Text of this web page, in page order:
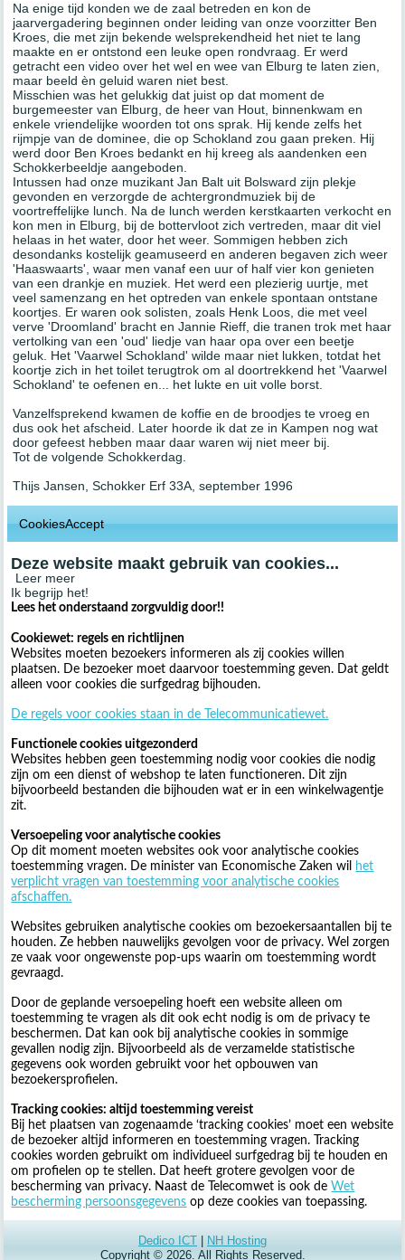
Na enige tijd konden we de zaal betreden en kon de
jaarvergadering beginnen onder leiding van onze voorzitter Ben
Kroes, die met zijn bekende welsprekendheid het niet te lang
maakte en er ontstond een leuke open rondvraag. Er werd
getracht een video over het wel en wee van Elburg te laten zien,
maar beeld èn geluid waren niet best.
Misschien was het gelukkig dat juist op dat moment de
burgemeester van Elburg, de heer van Hout, binnenkwam en
enkele vriendelijke woorden tot ons sprak. Hij kende zelfs het
rijmpje van de dominee, die op Schokland zou gaan preken. Hij
werd door Ben Kroes bedankt en hij kreeg als aandenken een
Schokkerbeeldje aangeboden.
Intussen had onze muzikant Jan Balt uit Bolsward zijn plekje
gevonden en verzorgde de achtergrondmuziek bij de
voortreffelijke lunch. Na de lunch werden kerstkaarten verkocht en
kon men in Elburg, bij de bottervloot zich vertreden, maar dit viel
helaas in het water, door het weer. Sommigen hebben zich
desondanks kostelijk geamuseerd en anderen begaven zich weer
'Haaswaarts', waar men vanaf een uur of half vier kon genieten
van een drankje en muziek. Het werd een plezierig uurtje, met
veel samenzang en het optreden van enkele spontaan ontstane
koortjes. Er waren ook solisten, zoals Henk Loos, die met veel
verve 'Droomland' bracht en Jannie Rieff, die tranen trok met haar
vertolking van een 'oud' liedje van haar opa over een beetje
geluk. Het 'Vaarwel Schokland' wilde maar niet lukken, totdat het
koortje zich in het toilet terugtrok om al doortrekkend het 'Vaarwel
Schokland' te oefenen en... het lukte en uit volle borst.
Vanzelfsprekend kwamen de koffie en de broodjes te vroeg en
dus ook het afscheid. Later hoorde ik dat ze in Kampen nog wat
door gefeest hebben maar daar waren wij niet meer bij.
Tot de volgende Schokkerdag.
Thijs Jansen, Schokker Erf 33A, september 1996
CookiesAccept
Deze website maakt gebruik van cookies...
Leer meer
Ik begrijp het!
Lees het onderstaand zorgvuldig door!!
Cookiewet: regels en richtlijnen
Websites moeten bezoekers informeren als zij cookies willen
plaatsen. De bezoeker moet daarvoor toestemming geven. Dat geldt
alleen voor cookies die surfgedrag bijhouden.
De regels voor cookies staan in de Telecommunicatiewet.
Functionele cookies uitgezonderd
Websites hebben geen toestemming nodig voor cookies die nodig
zijn om een dienst of webshop te laten functioneren. Dit zijn
bijvoorbeeld bestanden die bijhouden wat er in een winkelwagentje
zit.
Versoepeling voor analytische cookies
Op dit moment moeten websites ook voor analytische cookies
toestemming vragen. De minister van Economische Zaken wil
het
verplicht vragen van toestemming voor analytische cookies
afschaffen.
Websites gebruiken analytische cookies om bezoekersaantallen bij te
houden. Ze hebben nauwelijks gevolgen voor de privacy. Wel zorgen
ze vaak voor ongewenste pop-ups waarin om toestemming wordt
gevraagd.
Door de geplande versoepeling hoeft een website alleen om
toestemming te vragen als dit ook echt nodig is om de privacy te
beschermen. Dat kan ook bij analytische cookies in sommige
gevallen nodig zijn. Bijvoorbeeld als de verzamelde statistische
gegevens ook worden gebruikt voor het opbouwen van
bezoekersprofielen.
Tracking cookies: altijd toestemming vereist
Bij het plaatsen van zogenaamde ‘tracking cookies’ moet een website
de bezoeker altijd informeren en toestemming vragen. Tracking
cookies worden gebruikt om individueel surfgedrag bij te houden en
om profielen op te stellen. Dat heeft grotere gevolgen voor de
bescherming van privacy. Naast de Telecomwet is ook de Wet
bescherming persoonsgegevens op deze cookies van toepassing.
Dedico ICT
NH Hosting
Copyright © 2026. All Rights Reserved.